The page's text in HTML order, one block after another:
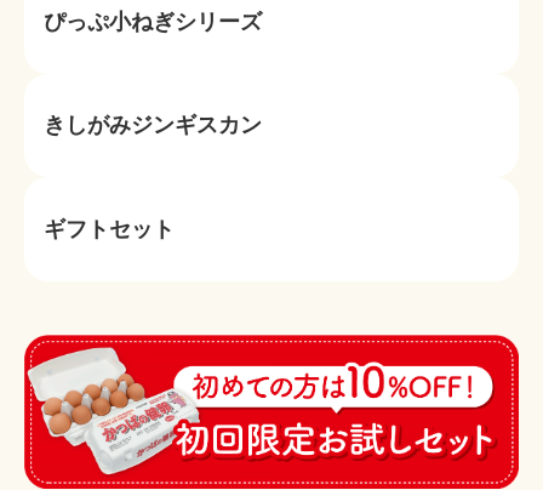
ぴっぷ小ねぎシリーズ
きしがみジンギスカン
ギフトセット